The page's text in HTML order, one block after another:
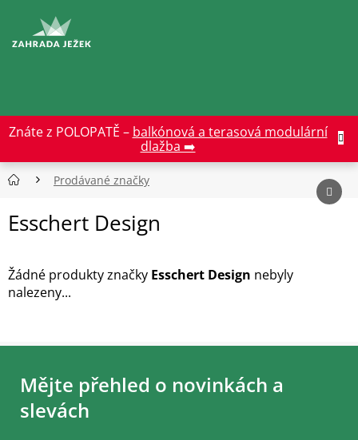
obsah
Znáte z POLOPATĚ – balkónová a terasová modulární
dlažba ➡️
Prodávané značky
Esschert Design
Žádné produkty značky Esschert Design nebyly
nalezeny...
Z
Mějte přehled o novinkách a
slevách